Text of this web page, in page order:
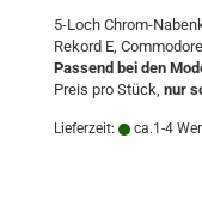
5-Loch Chrom-
Rekord E,
Passend bei den
Preis pro Stück, nur
Lieferzeit: ca.1-4